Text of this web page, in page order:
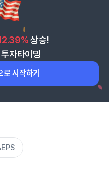
상승!
자타이밍
로 시작하기